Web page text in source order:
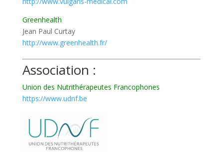
Greenhealth
Jean Paul Curtay
http://www.greenhealth.fr/
Association :
Union des Nutrithérapeutes Francophones
https://www.udnf.be